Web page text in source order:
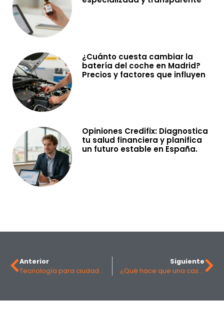
¿Cuánto cuesta cambiar la
batería del coche en Madrid?
Precios y factores que influyen
Opiniones Credifix: Diagnostica
tu salud financiera y planifica
un futuro estable en España.
Anterior
Tecnología para ciudades inteligentes
Siguiente
¿Qué hace que una casa sea sostenible?